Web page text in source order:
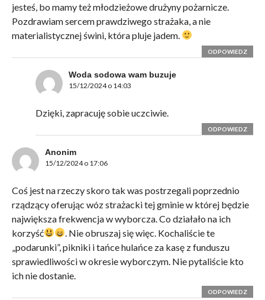
jesteś, bo mamy też młodzieżowe drużyny pożarnicze.
Pozdrawiam sercem prawdziwego strażaka, a nie
materialistycznej świni, która pluje jadem.
ODPOWIEDZ
Woda sodowa wam buzuje
15/12/2024 o 14:03
Dzięki, zapracuję sobie uczciwie.
ODPOWIEDZ
Anonim
15/12/2024 o 17:06
Coś jest na rzeczy skoro tak was postrzegali poprzednio
rządzący oferując wóz strażacki tej gminie w której będzie
największa frekwencja w wyborcza. Co działało na ich
korzyść
. Nie obruszaj się więc. Kochaliście te
„podarunki”, pikniki i tańce hulańce za kasę z funduszu
sprawiedliwości w okresie wyborczym. Nie pytaliście kto
ich nie dostanie.
ODPOWIEDZ